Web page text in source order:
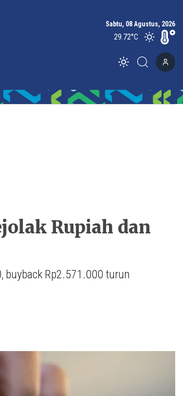
Sabtu, 08 Agustus, 2026
29.72°C
Toggle theme
Rupiah dan
buyback Rp2.571.000 turun